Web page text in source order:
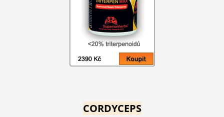
CORDYCEPS